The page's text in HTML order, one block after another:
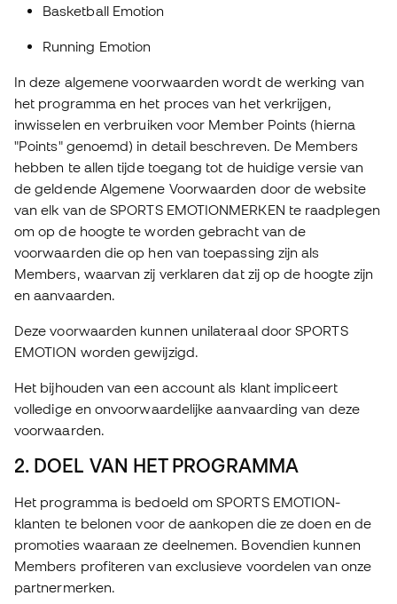
Basketball Emotion
Running Emotion
In deze algemene voorwaarden wordt de werking van
het programma en het proces van het verkrijgen,
inwisselen en verbruiken voor Member Points (hierna
"Points" genoemd) in detail beschreven. De Members
hebben te allen tijde toegang tot de huidige versie van
de geldende Algemene Voorwaarden door de website
van elk van de SPORTS EMOTIONMERKEN te raadplegen
om op de hoogte te worden gebracht van de
voorwaarden die op hen van toepassing zijn als
Members, waarvan zij verklaren dat zij op de hoogte zijn
en aanvaarden.
Deze voorwaarden kunnen unilateraal door SPORTS
EMOTION worden gewijzigd.
Het bijhouden van een account als klant impliceert
volledige en onvoorwaardelijke aanvaarding van deze
voorwaarden.
2. DOEL VAN HET PROGRAMMA
Het programma is bedoeld om SPORTS EMOTION-
klanten te belonen voor de aankopen die ze doen en de
promoties waaraan ze deelnemen. Bovendien kunnen
Members profiteren van exclusieve voordelen van onze
partnermerken.